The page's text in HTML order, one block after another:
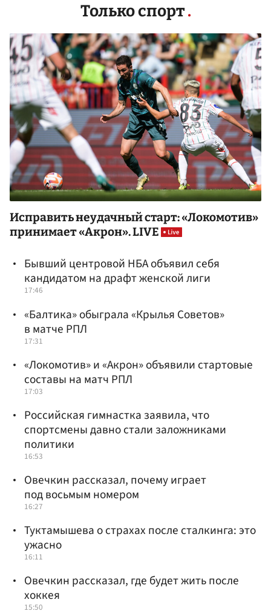
Только спорт
Исправить неудачный старт: «Локомотив»
принимает «Акрон». LIVE
Бывший центровой НБА объявил себя
кандидатом на драфт женской лиги
17:46
«Балтика» обыграла «Крылья Советов»
в матче РПЛ
17:31
«Локомотив» и «Акрон» объявили стартовые
составы на матч РПЛ
17:03
Российская гимнастка заявила, что
спортсмены давно стали заложниками
политики
16:53
Овечкин рассказал, почему играет
под восьмым номером
16:27
Туктамышева о страхах после сталкинга: это
ужасно
16:11
Овечкин рассказал, где будет жить после
хоккея
15:50